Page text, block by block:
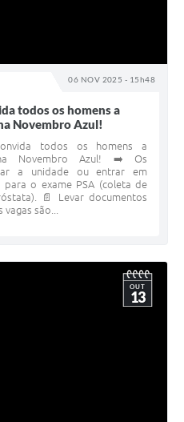
06 NOV 2025 - 15h48
todos os homens a
Novembro Azul!
todos os homens a
Novembro Azul! ➡️ Os
a unidade ou entrar em
o exame PSA (coleta de
📄 Levar documentos
são...
OUT
13